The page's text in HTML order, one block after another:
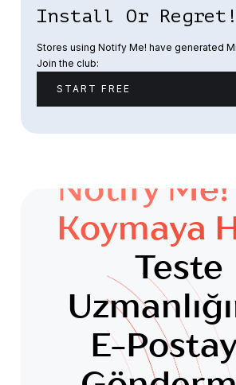
Install Or Regret!
Stores using Notify Me! have generated
Join the club:
START FREE
Notify
Koymaya
Teste
E-